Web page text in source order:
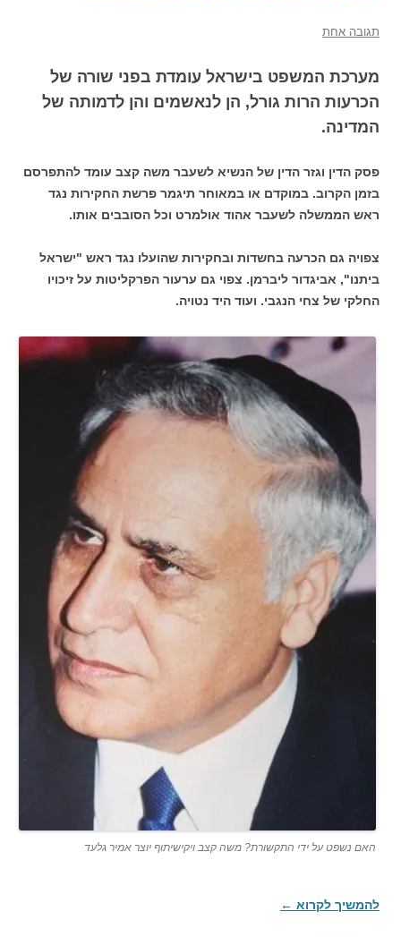
תגובה אחת
מערכת המשפט בישראל עומדת בפני שורה של
הכרעות הרות גורל, הן לנאשמים והן לדמותה של
המדינה.
פסק הדין וגזר הדין של הנשיא לשעבר משה קצב עומד להתפרסם
בזמן הקרוב. במוקדם או במאוחר תיגמר פרשת החקירות נגד
ראש הממשלה לשעבר אהוד אולמרט וכל הסובבים אותו.
צפויה גם הכרעה בחשדות ובחקירות שהועלו נגד ראש "ישראל
ביתנו", אביגדור ליברמן. צפוי גם ערעור הפרקליטות על זיכויו
החלקי של צחי הנגבי. ועוד היד נטויה.
האם נשפט על ידי התקשורת? משה קצב ויקישיתוף יוצר אמיר גלעד
להמשיך לקרוא ←